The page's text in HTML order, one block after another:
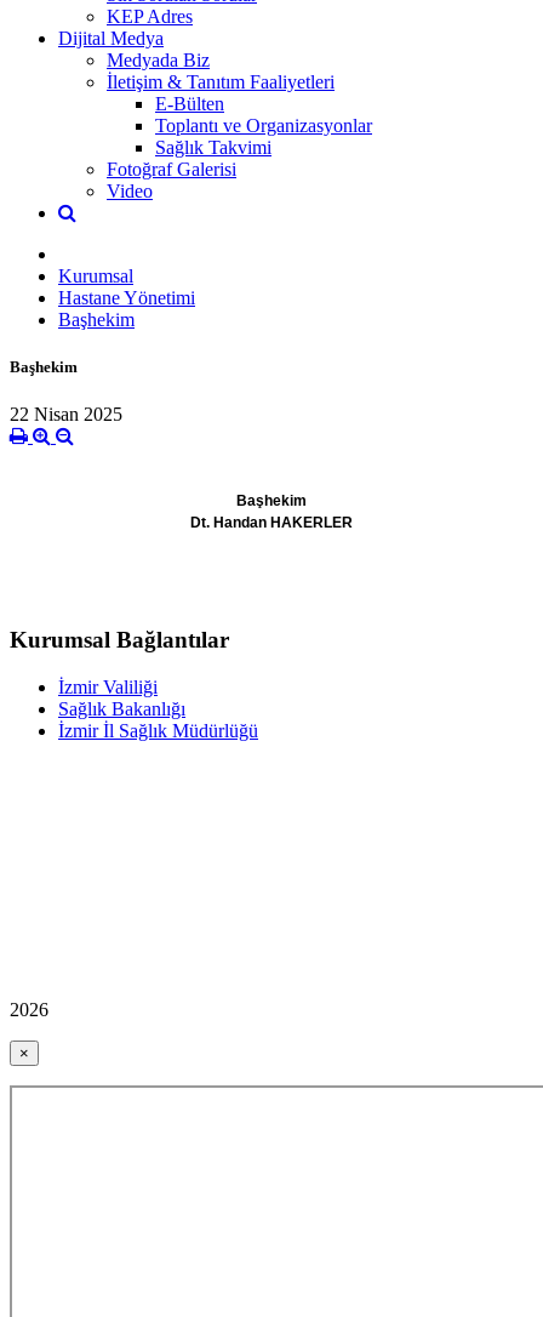
KEP Adres
Dijital Medya
Medyada Biz
İletişim & Tanıtım Faaliyetleri
E-Bülten
Toplantı ve Organizasyonlar
Sağlık Takvimi
Fotoğraf Galerisi
Video
Kurumsal
Hastane Yönetimi
Başhekim
Başhekim
22 Nisan 2025
Başhekim
Dt. Handan HAKERLER
Kurumsal Bağlantılar
İzmir Valiliği
Sağlık Bakanlığı
İzmir İl Sağlık Müdürlüğü
2026
×